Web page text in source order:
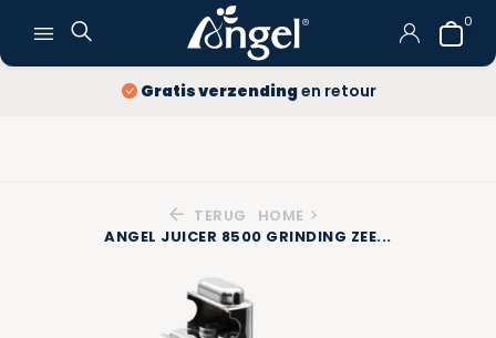
0
Gratis verzendingen retour
TERUG
HOME
ANGEL JUICER 8500 GRINDING ZEE...